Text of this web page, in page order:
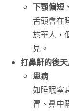
下顎偏短
舌頭會在
於華人，
見。
打鼻鼾的後
患病
如睡眠窒
冒、鼻中